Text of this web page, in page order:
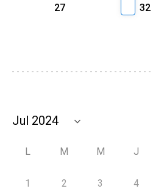
27
32
L M M J
1 2 3 4